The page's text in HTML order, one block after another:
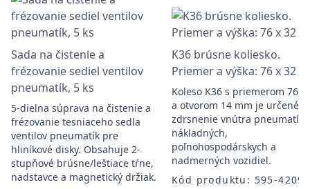
Sada na čistenie a
frézovanie sediel ventilov
pneumatík, 5 ks
5-dielna súprava na čistenie a
frézovanie tesniaceho sedla
ventilov pneumatík pre
hliníkové disky. Obsahuje 2-
stupňové brúsne/leštiace tŕne,
nadstavce a magnetický držiak.
K36 brúsne koliesko.
Priemer a výška: 76 x 32
Koleso K36 s priemerom 76
a otvorom 14 mm je určené
zdrsnenie vnútra pneumatík
nákladných,
poľnohospodárskych a
nadmerných vozidiel.
Kód produktu: 595-4209